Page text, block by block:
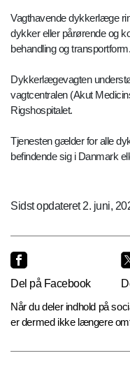
Vagthavende dykkerlæge
dykker eller pårørende og
behandling og transportform.
Dykkerlægevagten
vagtcentralen (Akut
Rigshospitalet.
Tjenesten gælder for alle
befindende sig i Danmark
Sidst opdateret 2. juni,
Del på Facebook
Når du deler indhold på
er dermed ikke længere